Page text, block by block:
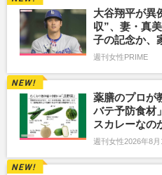
大谷翔平が異
収”、妻・真
子の記念か、
週刊女性PRIME
薬膳のプロが
バテ予防食材
スカレーなの
週刊女性2026年8